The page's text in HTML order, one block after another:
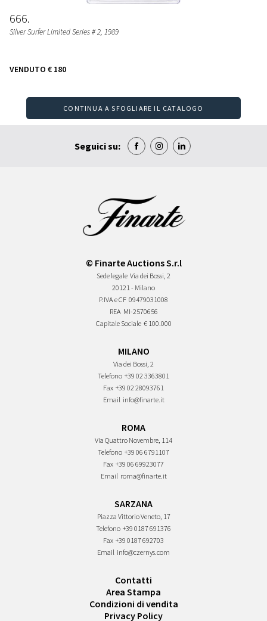
666
Silver Surfer Limited Series # 2, 1989
VENDUTO € 180
CONTINUA A SFOGLIARE IL CATALOGO
Seguici su:
© Finarte Auctions S.r.l
Sede legale Via dei Bossi, 2
20121 - Milano
P.IVA e CF 09479031008
REA MI-2570656
Capitale Sociale € 100.000
MILANO
Via dei Bossi, 2
Telefono +39 02 3363801
Fax +39 02 28093761
Email info@finarte.it
ROMA
Via Quattro Novembre, 114
Telefono +39 06 6791107
Fax +39 06 69923077
Email roma@finarte.it
SARZANA
Piazza Vittorio Veneto, 17
Telefono +39 0187 691376
Fax +39 0187 692703
Email info@czernys.com
Contatti
Area Stampa
Condizioni di vendita
Privacy Policy